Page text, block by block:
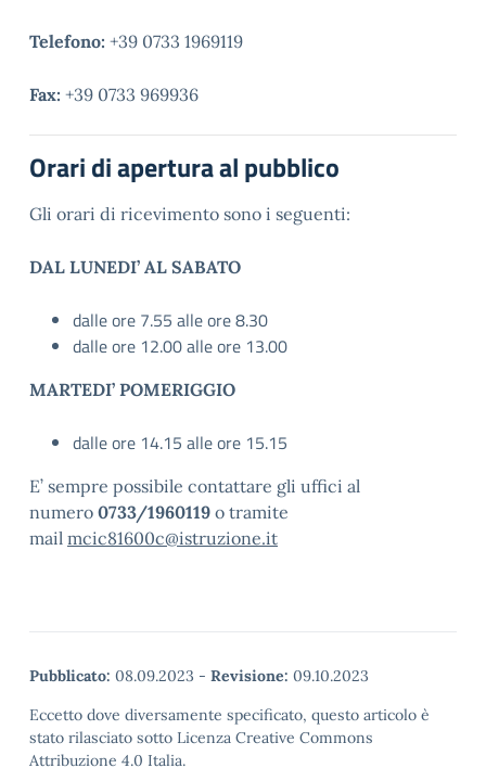
Telefono: +39 0733 1969119
Fax: +39 0733 969936
Orari di apertura al pubblico
Gli orari di ricevimento sono i seguenti:
DAL LUNEDI’ AL SABATO
dalle ore 7.55 alle ore 8.30
dalle ore 12.00 alle ore 13.00
MARTEDI’ POMERIGGIO
dalle ore 14.15 alle ore 15.15
E’ sempre possibile contattare gli uffici al
numero 0733/1960119 o tramite
mail mcic81600c@istruzione.it
Pubblicato: 08.09.2023 - Revisione: 09.10.2023
Eccetto dove diversamente specificato, questo articolo è
stato rilasciato sotto Licenza Creative Commons
Attribuzione 4.0 Italia.